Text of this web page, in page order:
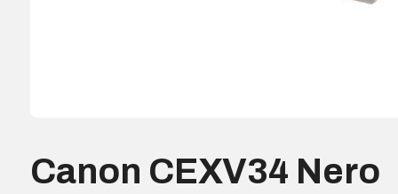
Canon CEXV34 Nero